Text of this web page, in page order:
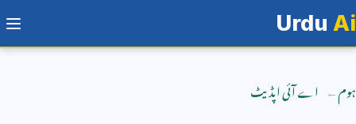
Urdu Ai
ہوم اے آئی اپڈیٹ